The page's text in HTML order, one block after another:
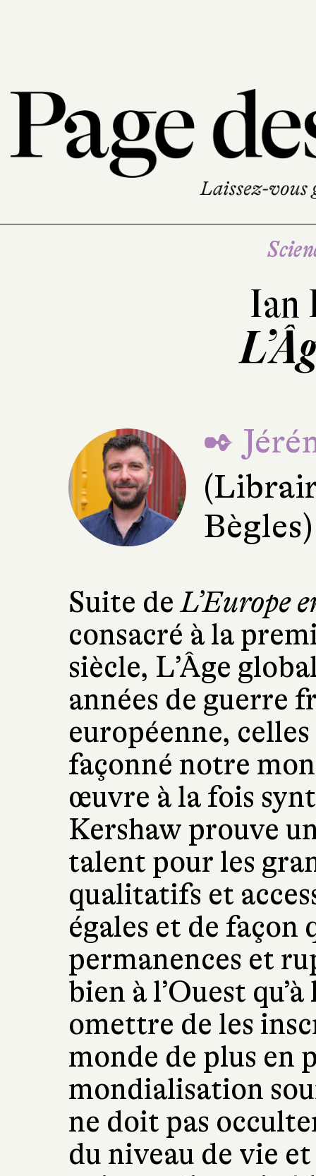
Ian
✒
Bègles)
Suite deL’Europe
consacré à la
siècle, L’Âge
années de guerre
européenne,
façonné notre
œuvre à la fois
Kershaw prouve
talent pour les
qualitatifs et
égales et de façon
permanences et
bien à l’Ouest
omettre de les
monde de plus en
mondialisation
ne doit pas
du niveau de vie